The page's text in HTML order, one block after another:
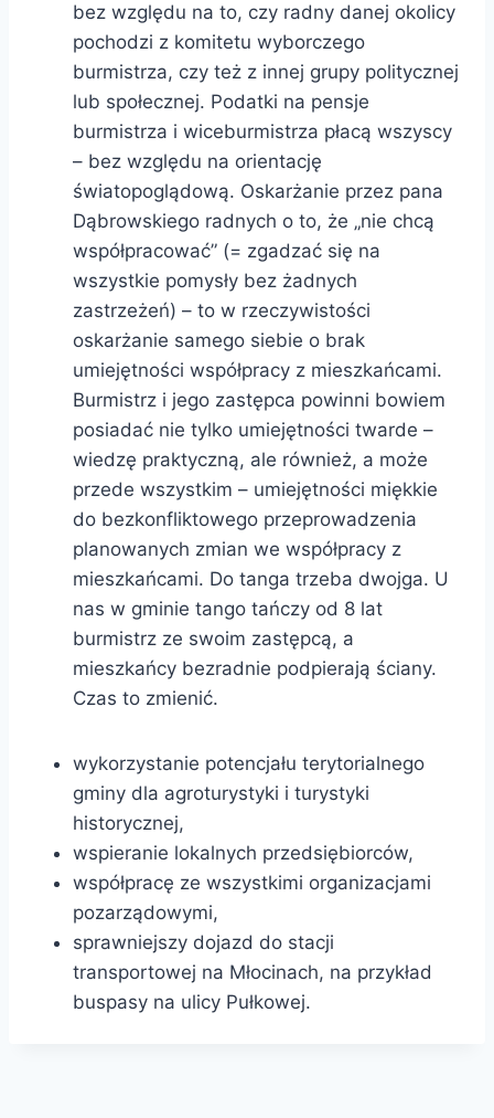
bez względu na to, czy radny danej okolicy
pochodzi z komitetu wyborczego
burmistrza, czy też z innej grupy politycznej
lub społecznej. Podatki na pensje
burmistrza i wiceburmistrza płacą wszyscy
– bez względu na orientację
światopoglądową. Oskarżanie przez pana
Dąbrowskiego radnych o to, że „nie chcą
współpracować” (= zgadzać się na
wszystkie pomysły bez żadnych
zastrzeżeń) – to w rzeczywistości
oskarżanie samego siebie o brak
umiejętności współpracy z mieszkańcami.
Burmistrz i jego zastępca powinni bowiem
posiadać nie tylko umiejętności twarde –
wiedzę praktyczną, ale również, a może
przede wszystkim – umiejętności miękkie
do bezkonfliktowego przeprowadzenia
planowanych zmian we współpracy z
mieszkańcami. Do tanga trzeba dwojga. U
nas w gminie tango tańczy od 8 lat
burmistrz ze swoim zastępcą, a
mieszkańcy bezradnie podpierają ściany.
Czas to zmienić.
wykorzystanie potencjału terytorialnego
gminy dla agroturystyki i turystyki
historycznej,
wspieranie lokalnych przedsiębiorców,
współpracę ze wszystkimi organizacjami
pozarządowymi,
sprawniejszy dojazd do stacji
transportowej na Młocinach, na przykład
buspasy na ulicy Pułkowej.